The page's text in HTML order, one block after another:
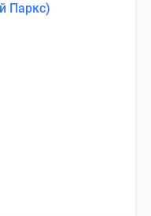
Паркс)